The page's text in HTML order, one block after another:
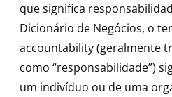
que significa
Dicionário de Negócios, o
accountability (geralmente
como “responsabilidade”)
um indivíduo ou de uma